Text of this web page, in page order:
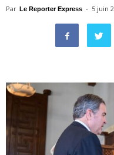
Par Le Reporter Express - 5 juin